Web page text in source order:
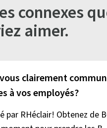
connexes
aimer.
clairement
à vos employés?
par RHéclair! Obtenez de